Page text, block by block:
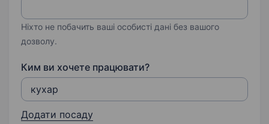
Ніхто не побачить ваші особисті дані без вашого
дозволу.
Ким ви хочете працювати?
Додати посаду